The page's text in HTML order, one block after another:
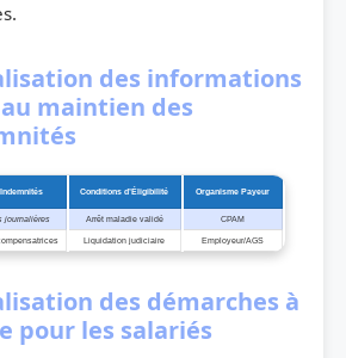
des informations
maintien des
Conditions d’Éligibilité Organisme Payeur
journalières Arrêt maladie validé CPAM
Liquidation judiciaire Employeur/AGS
des démarches à
pour les salariés